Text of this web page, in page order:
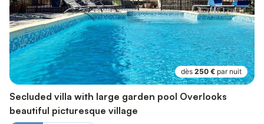
dès 250 € par nuit
Secluded villa with large garden pool Overlooks
beautiful picturesque village